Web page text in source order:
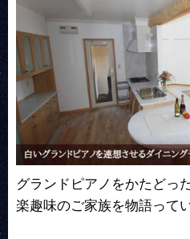
グランドピアノをかたどっ
楽趣味のご家族を物語って